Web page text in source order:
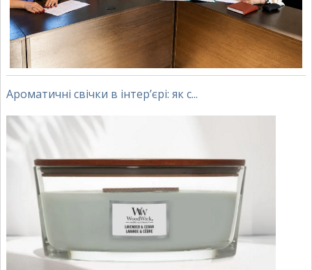
Ароматичні свічки в інтер’єрі: як с...